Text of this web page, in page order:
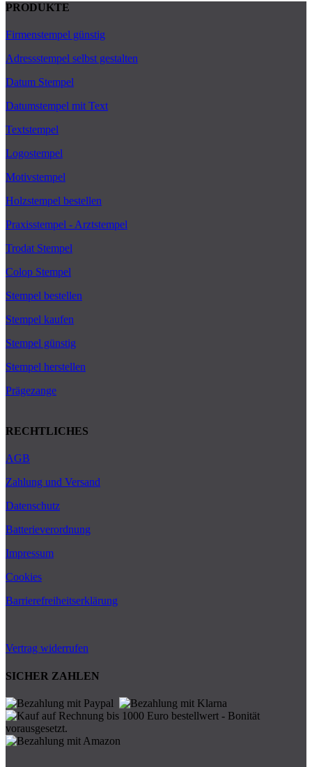
PRODUKTE
Firmenstempel günstig
Adressstempel selbst gestalten
Datum Stempel
Datumstempel mit Text
Textstempel
Logostempel
Motivstempel
Holzstempel bestellen
Praxisstempel - Arztstempel
Trodat Stempel
Colop Stempel
Stempel bestellen
Stempel kaufen
Stempel günstig
Stempel herstellen
Prägezange
RECHTLICHES
AGB
Zahlung und Versand
Datenschutz
Batterieverordnung
Impressum
Cookies
Barrierefreiheitserklärung
Vertrag widerrufen
SICHER ZAHLEN